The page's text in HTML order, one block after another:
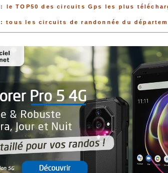
le TOP50 des circuits Gps les plus
tous les circuits de randonnée du